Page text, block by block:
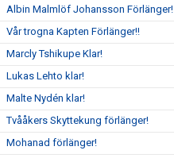
Albin Malmlöf Johansson Förlänger!
Vår trogna Kapten Förlänger!!
Marcly Tshikupe Klar!
Lukas Lehto klar!
Malte Nydén klar!
Tvååkers Skyttekung förlänger!
Mohanad förlänger!